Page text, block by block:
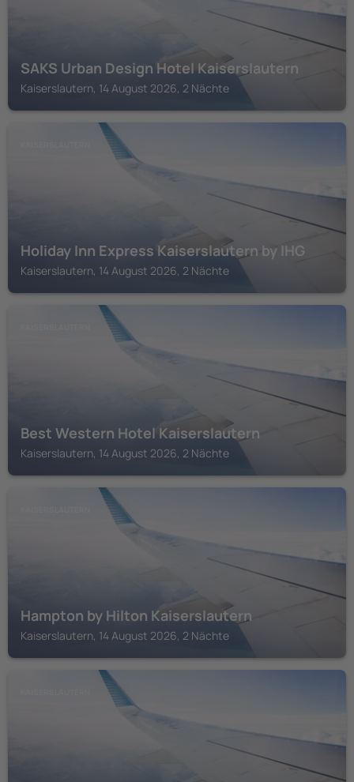
SAKS Urban Design Hotel Kaiserslautern
Kaiserslautern, 14 August 2026, 2 Nächte
Holiday Inn Express Kaiserslautern by IHG
Kaiserslautern, 14 August 2026, 2 Nächte
Best Western Hotel Kaiserslautern
Kaiserslautern, 14 August 2026, 2 Nächte
Hampton by Hilton Kaiserslautern
Kaiserslautern, 14 August 2026, 2 Nächte